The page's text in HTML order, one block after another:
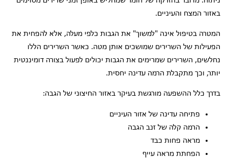
באזור המצח והעיניים.
המטרה בטיפול אינה "למשוך" את הגבות כלפי מעלה, אלא להפחית את
הפעילות של השרירים שמושכים אותן מטה. כאשר השרירים הללו
נחלשים, השרירים שמרימים את הגבות יכולים לפעול בצורה דומיננטית
יותר, וכך מתקבלת הרמה עדינה יחסית.
בדרך כלל ההשפעה מורגשת בעיקר באזור החיצוני של הגבה:
פתיחה עדינה של אזור העיניים
הרמה קלה של זנב הגבה
מראה פחות כבד
הפחתת מראה עייף